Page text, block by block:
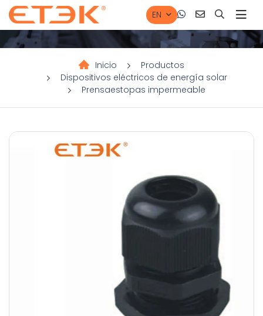
EN
Inicio
Productos
Dispositivos eléctricos de energía solar
Prensaestopas impermeable